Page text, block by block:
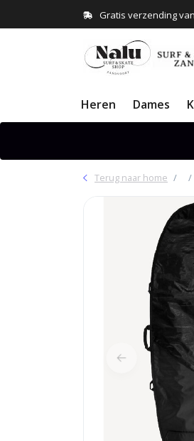
Gratis verzending
Heren Dames
Terug naar home